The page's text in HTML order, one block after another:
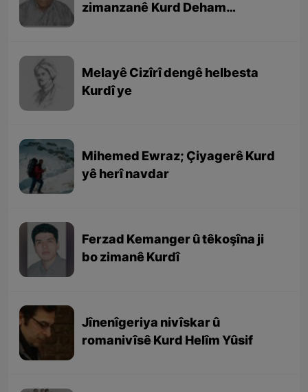
zimanzanê Kurd Deham
Melayê Cizîrî dengê helbesta
Kurdî ye
Mihemed Ewraz; Çiyagerê Kurd
yê herî navdar
Ferzad Kemanger û têkoşîna ji
bo zimanê Kurdî
Jînenîgeriya nivîskar û
romanivîsê Kurd Helîm Yûsif